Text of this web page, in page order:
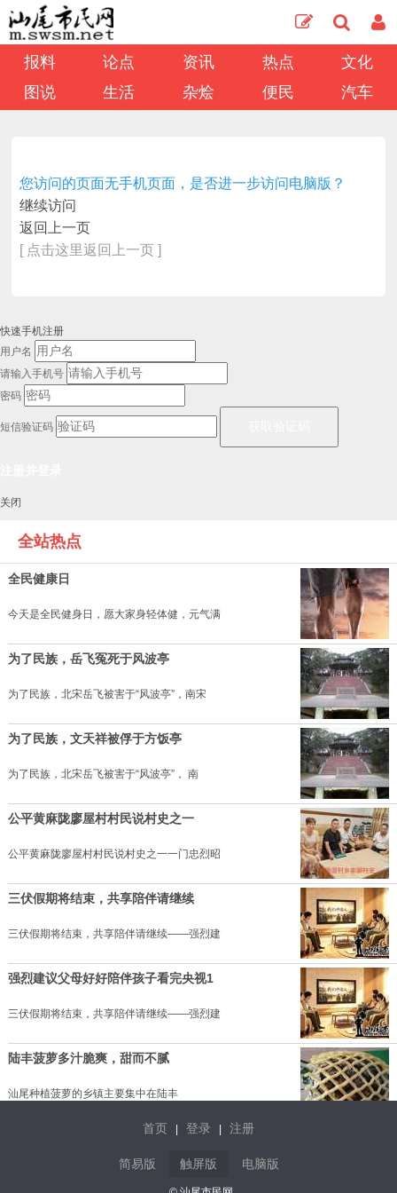
报料 论点 资讯 热点
文化
图说
生活 杂烩 便民 汽车
您访问的页面无手机页面，是否进一步访问电脑版？
继续访问
返回上一页
[ 点击这里返回上一页 ]
快速手机注册
用户名
请输入手机号
密码
短信验证码
关闭
全站热点
全民健康日
今天是全民健身日，愿大家身轻体健，元气满
为了民族，岳飞冤死于风波亭
为了民族，北宋岳飞被害于“风波亭”，南宋
为了民族，文天祥被俘于方饭亭
为了民族，北宋岳飞被害于“风波亭”， 南
公平黄麻陇廖屋村村民说村史之一
公平黄麻陇廖屋村村民说村史之一一门忠烈昭
三伏假期将结束，共享陪伴请继续
三伏假期将结束，共享陪伴请继续——强烈建
强烈建议父母好好陪伴孩子看完央视1
三伏假期将结束，共享陪伴请继续——强烈建
陆丰菠萝多汁脆爽，甜而不腻
汕尾种植菠萝的乡镇主要集中在陆丰
海丰红宫红场旧址纪念馆小小讲解员
在近日举行的 “党的故事我来讲——
首页 登录 注册
简易版 触屏版 电脑版